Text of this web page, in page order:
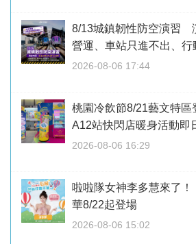
8/13城鎮韌性防空演習
營運、車站只進不出、行
2026-08-06 17:44
桃園冷飲節8/21藝文特
A12站快閃店暖身活動即
2026-08-06 16:29
啦啦隊女神李多慧來了
華8/22起登場
2026-08-06 15:02